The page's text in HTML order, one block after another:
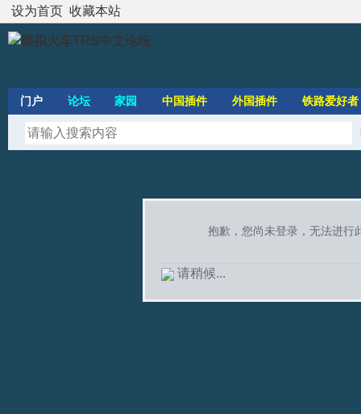
设为首页 收藏本站
门户 论坛 家园 中国插件 外国插件 铁路爱好者
抱歉，您尚未登录，无法进行
请稍候...